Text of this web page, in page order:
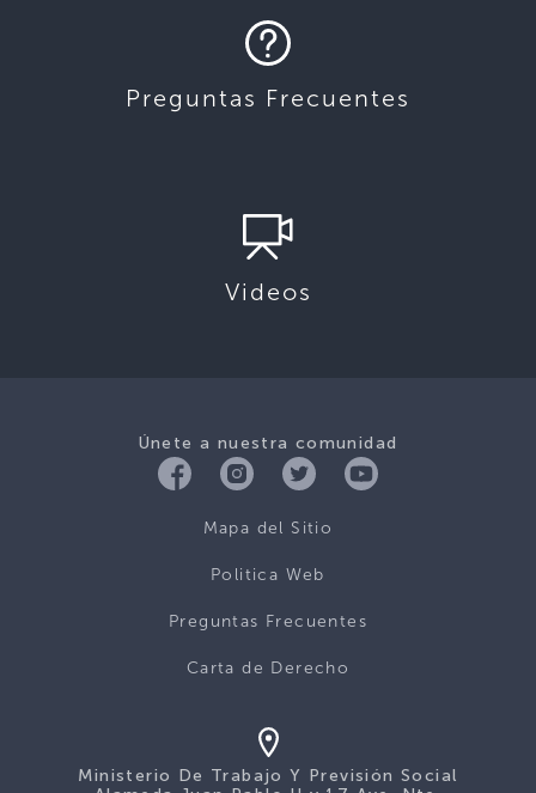
Preguntas Frecuentes
Videos
Únete a nuestra comunidad
Mapa del Sitio
Politica Web
Preguntas Frecuentes
Carta de Derecho
Ministerio De Trabajo Y Previsión Social